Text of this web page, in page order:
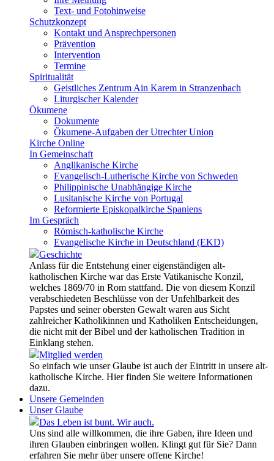
Text- und Fotohinweise
Schutzkonzept
Kontakt und Ansprechpersonen
Prävention
Intervention
Termine
Spiritualität
Geistliches Zentrum Ain Karem in Stranzenbach
Liturgischer Kalender
Ökumene
Dokumente
Ökumene-Aufgaben der Utrechter Union
Kirche Online
In Gemeinschaft
Anglikanische Kirche
Evangelisch-Lutherische Kirche von Schweden
Philippinische Unabhängige Kirche
Lusitanische Kirche von Portugal
Reformierte Episkopalkirche Spaniens
Im Gespräch
Römisch-katholische Kirche
Evangelische Kirche in Deutschland (EKD)
Geschichte
Anlass für die Entstehung einer eigenständigen alt-
katholischen Kirche war das Erste Vatikanische Konzil,
welches 1869/70 in Rom stattfand. Die von diesem Konzil
verabschiedeten Beschlüsse von der Unfehlbarkeit des
Papstes und seiner obersten Gewalt waren aus Sicht
zahlreicher Katholikinnen und Katholiken Entscheidungen,
die nicht mit der Bibel und der katholischen Tradition in
Einklang stehen.
Mitglied werden
So einfach wie unser Glaube ist auch der Eintritt in unsere alt-
katholische Kirche. Hier finden Sie weitere Informationen
dazu.
Unsere Gemeinden
Unser Glaube
Das Leben ist bunt. Wir auch.
Uns sind alle willkommen, die ihre Gaben, ihre Ideen und
ihren Glauben einbringen wollen. Klingt gut für Sie? Dann
erfahren Sie mehr über unsere offene Kirche!